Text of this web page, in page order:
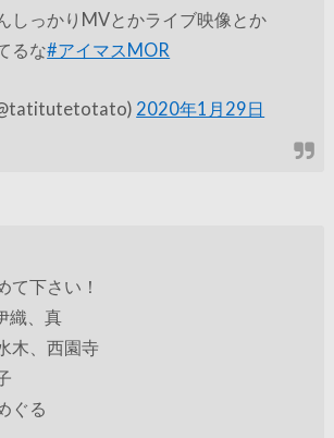
しっかりMVとかライブ映像とか
るな#アイマスMOR
2020年1月29日
て下さい！
織、真
木、西園寺
ぐる